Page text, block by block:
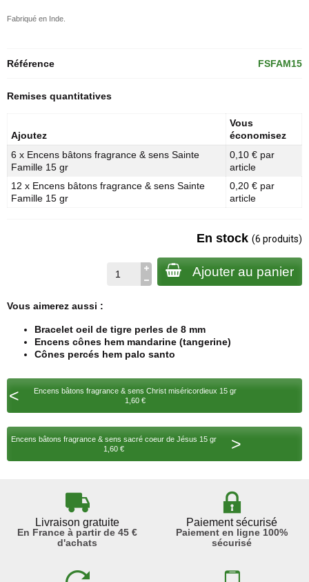
Fabriqué en Inde.
Référence FSFAM15
Remises quantitatives
Ajoutez
Vous
économisez
6 x Encens bâtons fragrance & sens Sainte
Famille 15 gr
0,10 € par
article
12 x Encens bâtons fragrance & sens Sainte
Famille 15 gr
0,20 € par
article
En stock (6 produits)
Ajouter au panier
Vous aimerez aussi :
Bracelet oeil de tigre perles de 8 mm
Encens cônes hem mandarine (tangerine)
Cônes percés hem palo santo
<
Encens bâtons fragrance & sens Christ miséricordieux 15 gr
1,60 €
Encens bâtons fragrance & sens sacré coeur de Jésus 15 gr
1,60 €
>
Livraison gratuite
En France à partir de 45 €
d'achats
Paiement sécurisé
Paiement en ligne 100%
sécurisé